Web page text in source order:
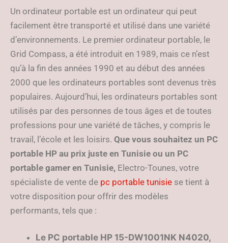
Un ordinateur portable est un ordinateur qui peut
facilement être transporté et utilisé dans une variété
d’environnements. Le premier ordinateur portable, le
Grid Compass, a été introduit en 1989, mais ce n’est
qu’à la fin des années 1990 et au début des années
2000 que les ordinateurs portables sont devenus très
populaires. Aujourd’hui, les ordinateurs portables sont
utilisés par des personnes de tous âges et de toutes
professions pour une variété de tâches, y compris le
travail, l’école et les loisirs. Que vous souhaitez un PC
portable HP au prix juste en Tunisie ou un PC
portable gamer en Tunisie, Electro-Tounes, votre
spécialiste de vente de pc portable tunisie se tient à
votre disposition pour offrir des modèles
performants, tels que :
Le PC portable HP 15-DW1001NK N4020,